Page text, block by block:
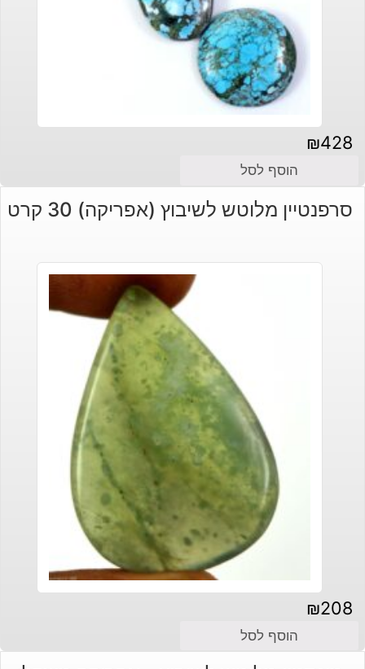
₪428
הוסף לסל
סרפנטיין מלוטש לשיבוץ (אפריקה) 30 קרט
₪208
הוסף לסל